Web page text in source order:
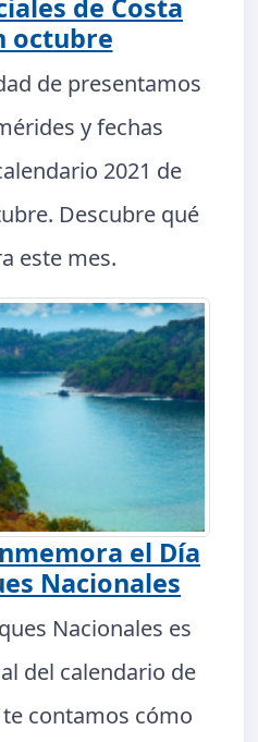
de Costa
octubre
de presentamos
y fechas
2021 de
Descubre qué
este mes.
el Día
Nacionales
Nacionales es
del calendario de
te contamos cómo